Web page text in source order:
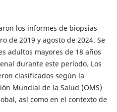
los informes de biopsias
de 2019 y agosto de 2024. Se
adultos mayores de 18 años
durante este período. Los
clasificados según la
Mundial de la Salud (OMS)
así como en el contexto de